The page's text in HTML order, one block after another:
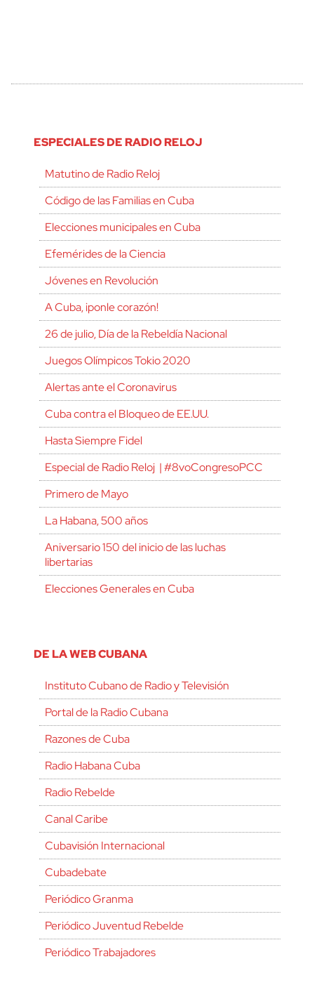
ESPECIALES DE RADIO RELOJ
Matutino de Radio Reloj
Código de las Familias en Cuba
Elecciones municipales en Cuba
Efemérides de la Ciencia
Jóvenes en Revolución
A Cuba, ¡ponle corazón!
26 de julio, Día de la Rebeldía Nacional
Juegos Olímpicos Tokio 2020
Alertas ante el Coronavirus
Cuba contra el Bloqueo de EE.UU.
Hasta Siempre Fidel
Especial de Radio Reloj | #8voCongresoPCC
Primero de Mayo
La Habana, 500 años
Aniversario 150 del inicio de las luchas
libertarias
Elecciones Generales en Cuba
DE LA WEB CUBANA
Instituto Cubano de Radio y Televisión
Portal de la Radio Cubana
Razones de Cuba
Radio Habana Cuba
Radio Rebelde
Canal Caribe
Cubavisión Internacional
Cubadebate
Periódico Granma
Periódico Juventud Rebelde
Periódico Trabajadores